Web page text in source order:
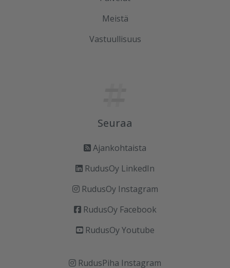
Meistä
Vastuullisuus
Seuraa
Ajankohtaista
RudusOy LinkedIn
RudusOy Instagram
RudusOy Facebook
RudusOy Youtube
RudusPiha Instagram